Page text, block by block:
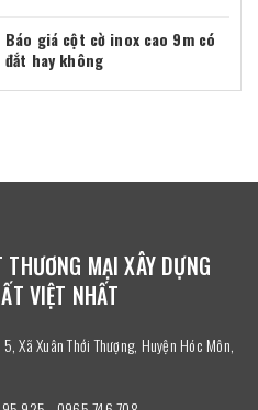
Báo giá cột cờ inox cao 9m có
đắt hay không
MẠI XÂY DỰNG
VIỆT NHẤT
Xã Xuân Thới Thượng, Huyện Hóc Môn,